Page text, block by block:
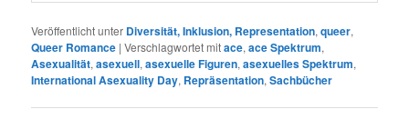
Veröffentlicht unter Diversität, Inklusion, Representation,queer,
Queer Romance |Verschlagwortet mitace,ace Spektrum,
Asexualität,asexuell,asexuelle Figuren,asexuelles Spektrum,
International Asexuality Day, Repräsentation,Sachbücher